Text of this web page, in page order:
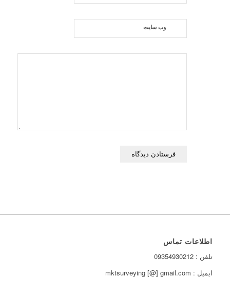
وب‌ سایت
اطلاعات تماس
تلفن : 09354930212
ایمیل : mktsurveying [@] gmail.com